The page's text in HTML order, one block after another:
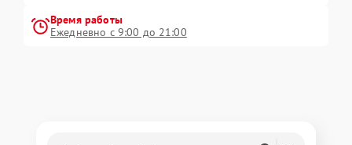
Время работы
Ежедневно с 9:00 до 21:00